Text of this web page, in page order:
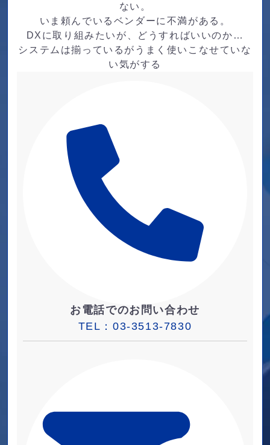
ない。
いま頼んでいるベンダーに不満がある。
DXに取り組みたいが、どうすればいいのか…
システムは揃っているがうまく使いこなせていな
い気がする
お電話でのお問い合わせ
TEL：03-3513-7830